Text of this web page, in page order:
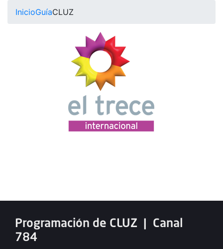
InicioGuíaCLUZ
Programación de CLUZ | Canal
784